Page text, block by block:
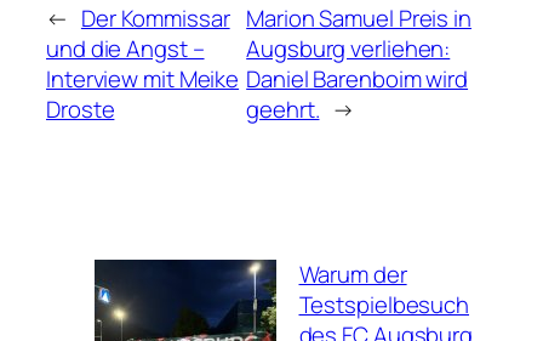
← Der Kommissar
und die Angst –
Interview mit Meike
Droste
Marion Samuel Preis in
Augsburg verliehen:
Daniel Barenboim wird
geehrt. →
Warum der
Testspielbesuch
des FC Augsburg